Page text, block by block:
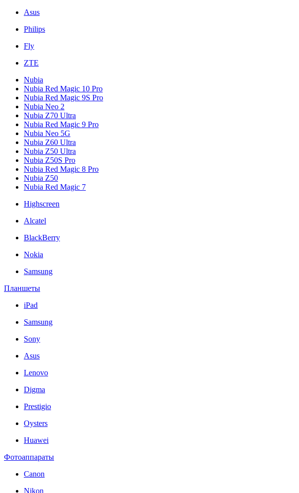
Asus
Philips
Fly
ZTE
Nubia
Nubia Red Magic 10 Pro
Nubia Red Magic 9S Pro
Nubia Neo 2
Nubia Z70 Ultra
Nubia Red Magic 9 Pro
Nubia Neo 5G
Nubia Z60 Ultra
Nubia Z50 Ultra
Nubia Z50S Pro
Nubia Red Magic 8 Pro
Nubia Z50
Nubia Red Magic 7
Highscreen
Alcatel
BlackBerry
Nokia
Samsung
Планшеты
iPad
Samsung
Sony
Asus
Lenovo
Digma
Prestigio
Oysters
Huawei
Фотоаппараты
Canon
Nikon